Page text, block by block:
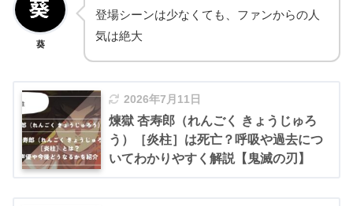
葵
登場シーンは少なくても、ファンからの人
気は絶大
2026年7月11日
煉獄 杏寿郎（れんごく きょうじゅろ
う）［炎柱］は死亡？呼吸や過去につ
いてわかりやすく解説【鬼滅の刃】